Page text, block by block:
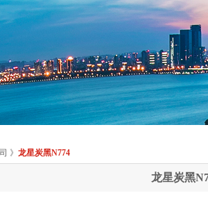
》 龙星炭黑N774
龙星炭黑